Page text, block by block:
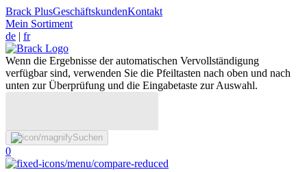
Brack PlusGeschäftskundenKontakt
Mein Sortiment
de | fr
Wenn die Ergebnisse der automatischen Vervollständigung
verfügbar sind, verwenden Sie die Pfeiltasten nach oben und nach
unten zur Überprüfung und die Eingabetaste zur Auswahl.
Suchen
0